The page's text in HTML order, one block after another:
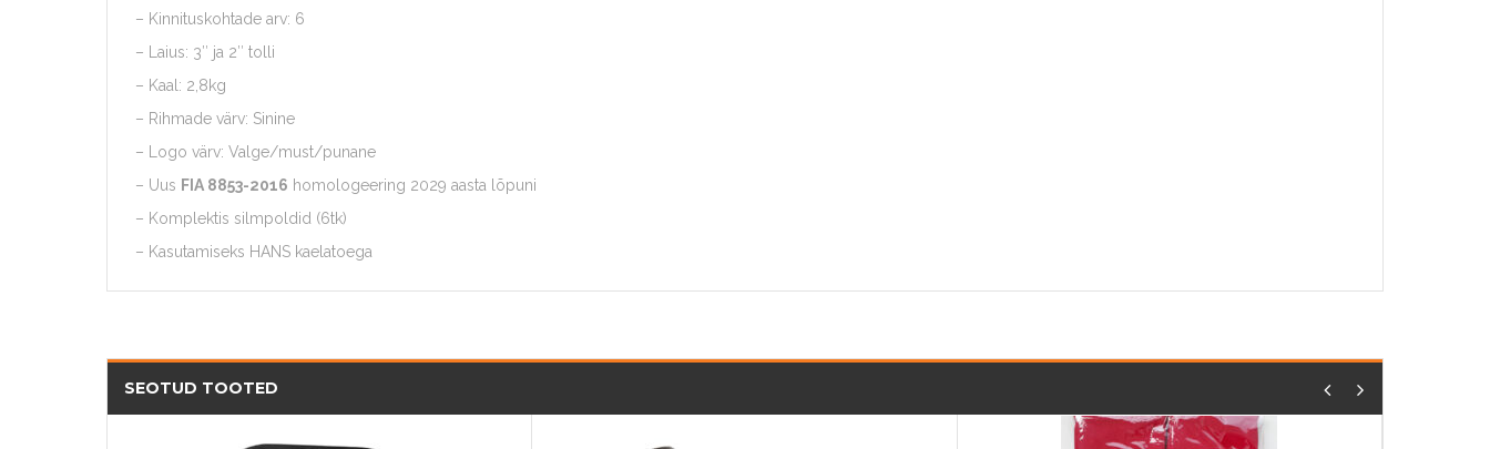
– Kinnituskohtade arv: 6
– Laius: 3″ ja 2″ tolli
– Kaal: 2,8kg
– Rihmade värv: Sinine
– Logo värv: Valge/must/punane
– Uus FIA 8853-2016 homologeering 2029 aasta lõpuni
– Komplektis silmpoldid (6tk)
– Kasutamiseks HANS kaelatoega
SEOTUD TOOTED